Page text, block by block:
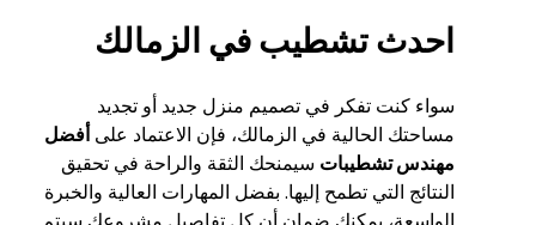
احدث تشطيب في الزمالك
سواء كنت تفكر في تصميم منزل جديد أو تجديد
مساحتك الحالية في الزمالك، فإن الاعتماد علىأفضل
مهندس تشطيبات سيمنحك الثقة والراحة في تحقيق
النتائج التي تطمح إليها. بفضل المهارات العالية والخبرة